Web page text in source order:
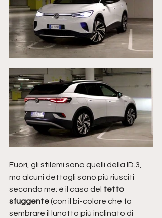
Fuori, gli stilemi sono quelli della ID.3,
ma alcuni dettagli sono più riusciti
secondo me: è il caso del tetto
sfuggente (con il bi-colore che fa
sembrare il lunotto più inclinato di